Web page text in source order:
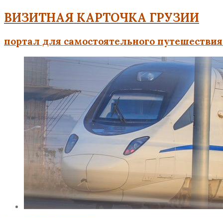
ВИЗИТНАЯ КАРТОЧКА ГРУЗИИ
портал для самостоятельного